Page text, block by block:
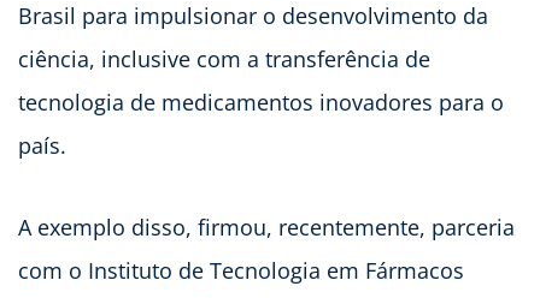
Brasil para impulsionar o desenvolvimento da
ciência, inclusive com a transferência de
tecnologia de medicamentos inovadores para o
país.
A exemplo disso, firmou, recentemente, parceria
com o Instituto de Tecnologia em Fármacos